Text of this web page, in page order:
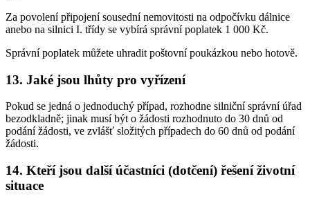
Za povolení připojení sousední nemovitosti na odpočívku dálnice
anebo na silnici I. třídy se vybírá správní poplatek 1 000 Kč.
Správní poplatek můžete uhradit poštovní poukázkou nebo hotově.
13. Jaké jsou lhůty pro vyřízení
Pokud se jedná o jednoduchý případ, rozhodne silniční správní úřad
bezodkladně; jinak musí být o žádosti rozhodnuto do 30 dnů od
podání žádosti, ve zvlášť složitých případech do 60 dnů od podání
žádosti.
14. Kteří jsou další účastníci (dotčení) řešení životní
situace